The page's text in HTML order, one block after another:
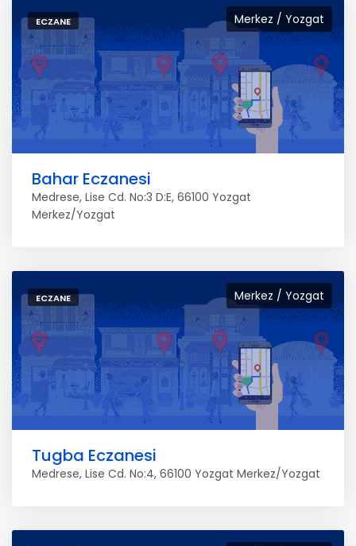
Merkez / Yozgat
ECZANE
Bahar Eczanesi
Medrese, Lise Cd. No:3 D:E, 66100 Yozgat
Merkez/Yozgat
Merkez / Yozgat
ECZANE
Tugba Eczanesi
Medrese, Lise Cd. No:4, 66100 Yozgat Merkez/Yozgat